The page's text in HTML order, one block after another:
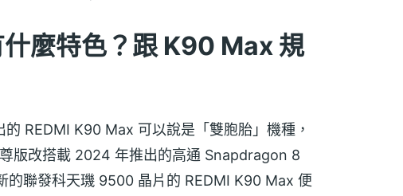
麼特色？跟 K90 Max 規
REDMI K90 Max 可以說是「雙胞胎」機種，
版改搭載 2024 年推出的高通 Snapdragon 8
的聯發科天璣 9500 晶片的 REDMI K90 Max 便